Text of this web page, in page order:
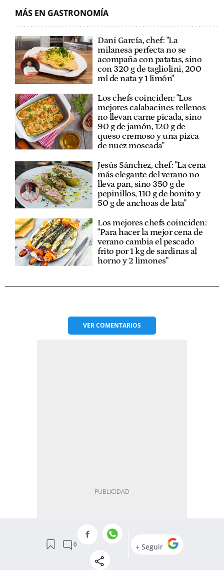
MÁS EN GASTRONOMÍA
Dani García, chef: "La
milanesa perfecta no se
acompaña con patatas, sino
con 320 g de tagliolini, 200
ml de nata y 1 limón"
Los chefs coinciden: "Los
mejores calabacines rellenos
no llevan carne picada, sino
90 g de jamón, 120 g de
queso cremoso y una pizca
de nuez moscada"
Jesús Sánchez, chef: "La cena
más elegante del verano no
lleva pan, sino 350 g de
pepinillos, 110 g de bonito y
50 g de anchoas de lata"
Los mejores chefs coinciden:
"Para hacer la mejor cena de
verano cambia el pescado
frito por 1 kg de sardinas al
horno y 2 limones"
VERCOMENTARIOS